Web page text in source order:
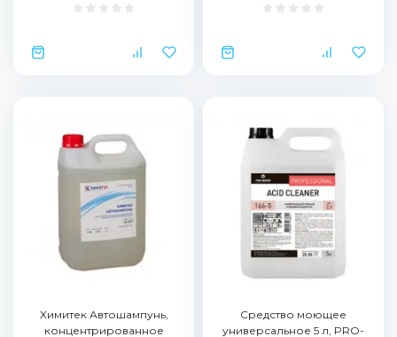
Химитек Автошампунь,
концентрированное
Средство моющее
универсальное 5 л, PRO-